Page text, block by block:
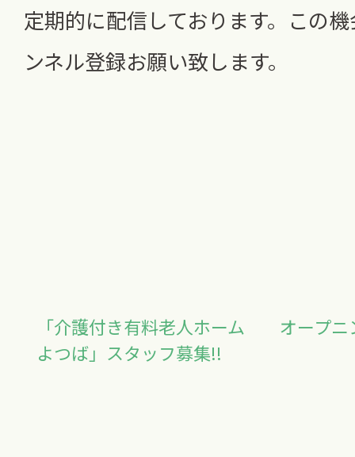
定期的に配信しております。この
ンネル登録お願い致します。
「介護付き有料老人ホーム
よつば」スタッフ募集!!
オープ